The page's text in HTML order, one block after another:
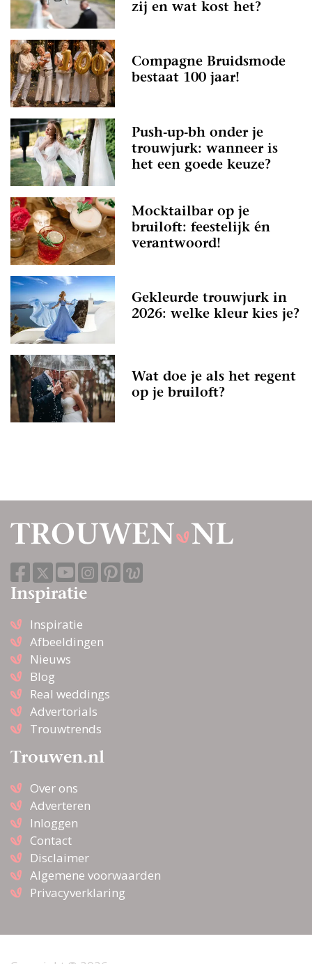
zij en wat kost het?
Compagne Bruidsmode
bestaat 100 jaar!
Push-up-bh onder je
trouwjurk: wanneer is
het een goede keuze?
Mocktailbar op je
bruiloft: feestelijk én
verantwoord!
Gekleurde trouwjurk in
2026: welke kleur kies je?
Wat doe je als het regent
op je bruiloft?
Inspiratie
Inspiratie
Afbeeldingen
Nieuws
Blog
Real weddings
Advertorials
Trouwtrends
Trouwen.nl
Over ons
Adverteren
Inloggen
Contact
Disclaimer
Algemene voorwaarden
Privacyverklaring